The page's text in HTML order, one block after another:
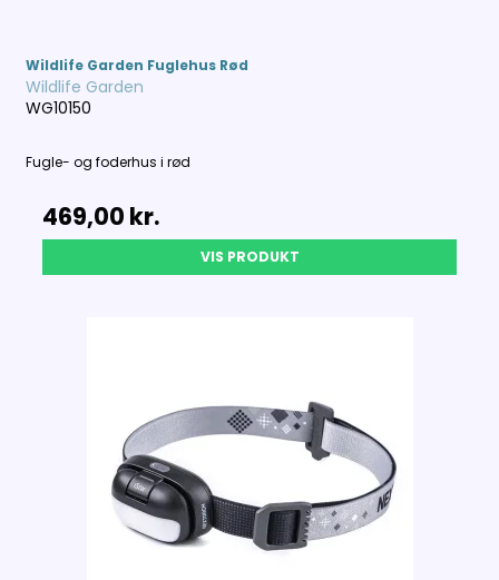
Wildlife Garden Fuglehus Rød
Wildlife Garden
WG10150
Fugle- og foderhus i rød
469,00 kr.
VIS PRODUKT